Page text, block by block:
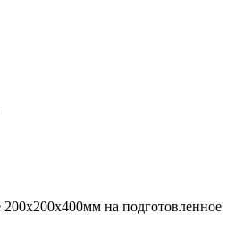
на подготовленное